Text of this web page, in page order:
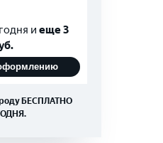
и еще 3
БЕСПЛАТНО